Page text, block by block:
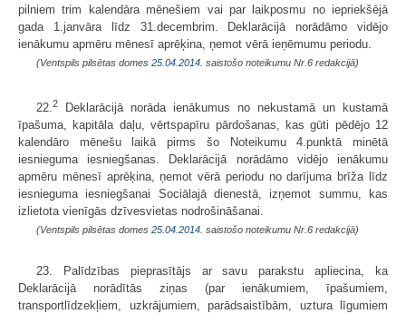
pilniem trim kalendāra mēnešiem vai par laikposmu no iepriekšējā
gada 1.janvāra līdz 31.decembrim. Deklarācijā norādāmo vidējo
ienākumu apmēru mēnesī aprēķina, ņemot vērā ieņēmumu periodu.
(Ventspils pilsētas domes 25.04.2014. saistošo noteikumu Nr.6 redakcijā)
22.2
Deklarācijā norāda ienākumus no nekustamā un kustamā
īpašuma, kapitāla daļu, vērtspapīru pārdošanas, kas gūti pēdējo 12
kalendāro mēnešu laikā pirms šo Noteikumu 4.punktā minētā
iesnieguma iesniegšanas. Deklarācijā norādāmo vidējo ienākumu
apmēru mēnesī aprēķina, ņemot vērā periodu no darījuma brīža līdz
iesnieguma iesniegšanai Sociālajā dienestā, izņemot summu, kas
izlietota vienīgās dzīvesvietas nodrošināšanai.
(Ventspils pilsētas domes 25.04.2014. saistošo noteikumu Nr.6 redakcijā)
23. Palīdzības pieprasītājs ar savu parakstu apliecina, ka
Deklarācijā norādītās ziņas (par ienākumiem, īpašumiem,
transportlīdzekļiem, uzkrājumiem, parādsaistībām, uztura līgumiem